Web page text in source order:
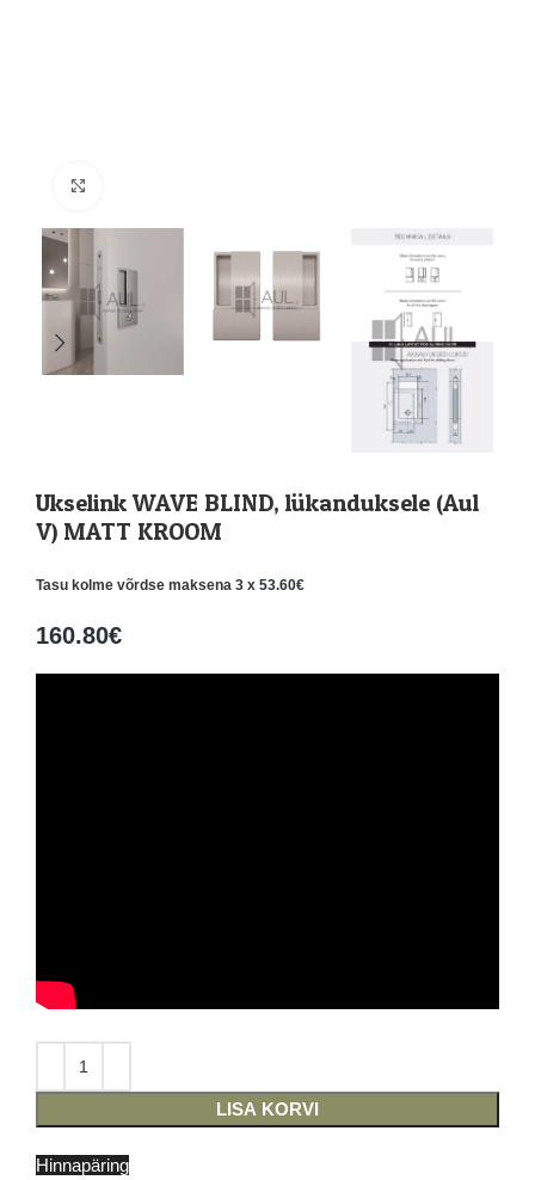
Ukselink WAVE BLIND, lükanduksele (Aul
V) MATT KROOM
Tasu kolme võrdse maksena 3 x 53.60€
160.80€
LISA KORVI
Hinnapäring